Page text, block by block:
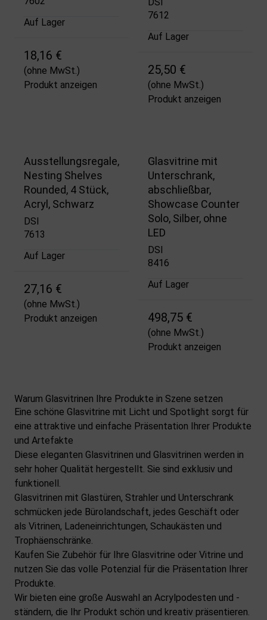
Auf Lager
18,16 €
(ohne MwSt.)
Produkt anzeigen
7612
Auf Lager
25,50 €
(ohne MwSt.)
Produkt anzeigen
Ausstellungsregale,
Nesting Shelves
Rounded, 4 Stück,
Acryl, Schwarz
DSI
7613
Auf Lager
27,16 €
(ohne MwSt.)
Produkt anzeigen
Glasvitrine mit
Unterschrank,
abschließbar,
Showcase Counter
Solo, Silber, ohne
LED
DSI
8416
Auf Lager
498,75 €
(ohne MwSt.)
Produkt anzeigen
Warum Glasvitrinen Ihre Produkte in Szene setzen
Eine schöne Glasvitrine mit Licht und Spotlight sorgt für
eine attraktive und einfache Präsentation Ihrer Produkte
und Artefakte
Diese eleganten Glasvitrinen und Glasvitrinen werden in
sehr hoher Qualität hergestellt. Sie sind exklusiv und
funktionell.
Glasvitrinen mit Glastüren, Strahler und Unterschrank
schmücken jede Bürolandschaft, jedes Geschäft oder
als Vitrinen, Ladeneinrichtungen, Schaukästen und
Trophäenschränke.
Kaufen Sie Zubehör für Ihre Glasvitrine oder Vitrine und
nutzen Sie das volle Potenzial für die Präsentation Ihrer
Produkte.
Wir bieten eine große Auswahl an Acrylpodesten und -
ständern, die Ihr Produkt schön und kreativ präsentieren.